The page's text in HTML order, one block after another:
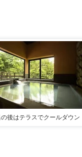
後はテラスでクールダウン